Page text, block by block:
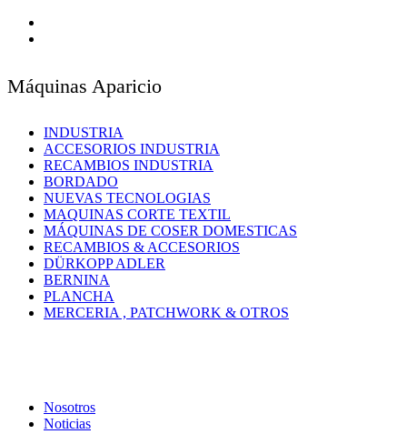
Máquinas Aparicio
INDUSTRIA
ACCESORIOS INDUSTRIA
RECAMBIOS INDUSTRIA
BORDADO
NUEVAS TECNOLOGIAS
MAQUINAS CORTE TEXTIL
MÁQUINAS DE COSER DOMESTICAS
RECAMBIOS & ACCESORIOS
DÜRKOPP ADLER
BERNINA
PLANCHA
MERCERIA , PATCHWORK & OTROS
Nosotros
Noticias